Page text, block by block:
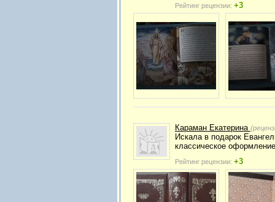
Рейтинг рецензии: +3
Караман Екатерина
Искала в подарок
классическое
Рейтинг рецензии: +3